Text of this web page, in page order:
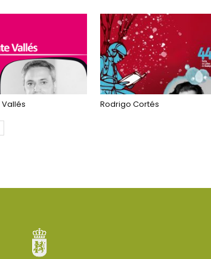
Rodrigo Cortés